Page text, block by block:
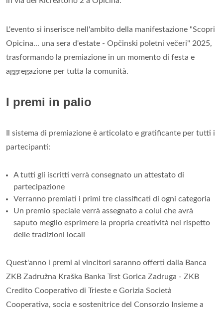
L'evento si inserisce nell'ambito della manifestazione "Scopri
Opicina... una sera d'estate - Opčinski poletni večeri" 2025,
trasformando la premiazione in un momento di festa e
aggregazione per tutta la comunità.
I premi in palio
Il sistema di premiazione è articolato e gratificante per tutti i
partecipanti:
A tutti gli iscritti verrà consegnato un attestato di
partecipazione
Verranno premiati i primi tre classificati di ogni categoria
Un premio speciale verrà assegnato a colui che avrà
saputo meglio esprimere la propria creatività nel rispetto
delle tradizioni locali
Quest'anno i premi ai vincitori saranno offerti dalla Banca
ZKB Zadružna Kraška Banka Trst Gorica Zadruga - ZKB
Credito Cooperativo di Trieste e Gorizia Società
Cooperativa, socia e sostenitrice del Consorzio Insieme a